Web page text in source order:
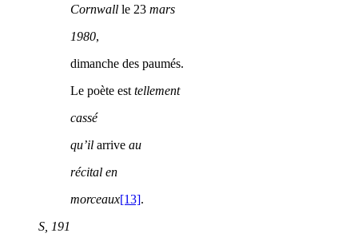
Cornwall le 23 mars
1980,
dimanche des paumés.
Le poète est tellement
cassé
qu’il arrive au
récital en
morceaux[13].
S , 191